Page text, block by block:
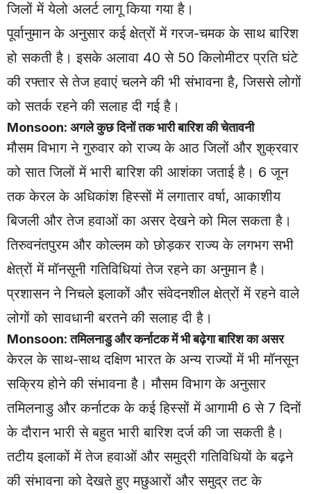
जिलों में येलो अलर्ट लागू किया गया है।
पूर्वानुमान के अनुसार कई क्षेत्रों में गरज-चमक के साथ बारिश
हो सकती है। इसके अलावा 40 से 50 किलोमीटर प्रति घंटे
की रफ्तार से तेज हवाएं चलने की भी संभावना है, जिससे लोगों
को सतर्क रहने की सलाह दी गई है।
Monsoon: अगले कुछ दिनों तक भारी बारिश की चेतावनी
मौसम विभाग ने गुरुवार को राज्य के आठ जिलों और शुक्रवार
को सात जिलों में भारी बारिश की आशंका जताई है। 6 जून
तक केरल के अधिकांश हिस्सों में लगातार वर्षा, आकाशीय
बिजली और तेज हवाओं का असर देखने को मिल सकता है।
तिरुवनंतपुरम और कोल्लम को छोड़कर राज्य के लगभग सभी
क्षेत्रों में मॉनसूनी गतिविधियां तेज रहने का अनुमान है।
प्रशासन ने निचले इलाकों और संवेदनशील क्षेत्रों में रहने वाले
लोगों को सावधानी बरतने की सलाह दी है।
Monsoon: तमिलनाडु और कर्नाटक में भी बढ़ेगा बारिश का असर
केरल के साथ-साथ दक्षिण भारत के अन्य राज्यों में भी मॉनसून
सक्रिय होने की संभावना है। मौसम विभाग के अनुसार
तमिलनाडु और कर्नाटक के कई हिस्सों में आगामी 6 से 7 दिनों
के दौरान भारी से बहुत भारी बारिश दर्ज की जा सकती है।
तटीय इलाकों में तेज हवाओं और समुद्री गतिविधियों के बढ़ने
की संभावना को देखते हुए मछुआरों और समुद्र तट के